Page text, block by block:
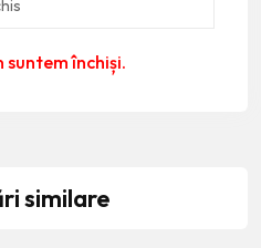
suntem închiși.
similare